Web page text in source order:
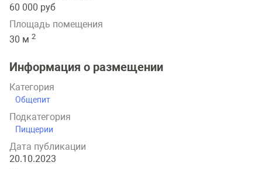
60 000 руб
Площадь помещения
30 м 2
Информация о размещении
Категория
Общепит
Подкатегория
Пиццерии
Дата публикации
20.10.2023